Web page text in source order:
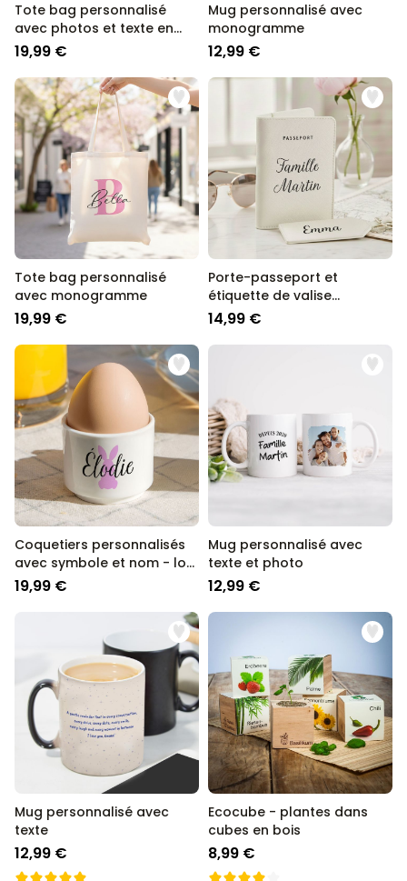
Tote bag personnalisé
avec photos et texte en
noir et blanc
19,99 €
Mug personnalisé avec
monogramme
12,99 €
Tote bag personnalisé
avec monogramme
19,99 €
Porte-passeport et
étiquette de valise
personnalisés avec texte
14,99 €
Coquetiers personnalisés
avec symbole et nom - lot
de 2
19,99 €
Mug personnalisé avec
texte et photo
12,99 €
Mug personnalisé avec
texte
12,99 €
Ecocube - plantes dans
cubes en bois
8,99 €